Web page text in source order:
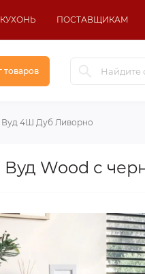
ПОСТАВЩИКАМ
товаров
Вуд 4Ш Дуб Ливорно
Wood с